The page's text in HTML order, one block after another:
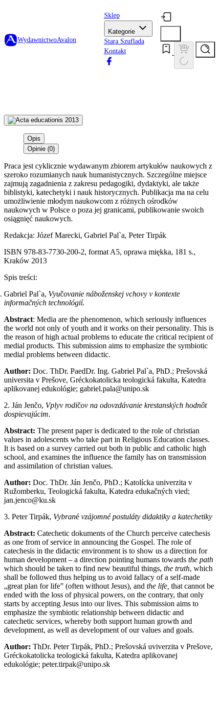
WydawnictwoAvalon
Sklep
Kategorie
Stara Szuflada
Kontakt
Opis
Opinie (0)
Praca jest cyklicznie wydawanym zbiorem artykułów naukowych z
szeroko rozumianych nauk humanistycznych. Szczególne miejsce
zajmują zagadnienia z zakresu pedagogiki, dydaktyki, ale także
biblistyki, katechetyki i nauk historycznych. Publikacja ma na celu
umożliwienie młodym naukowcom z różnych ośrodków
naukowych w Polsce o poza jej granicami, publikowanie swoich
osiągnięć naukowych.
Redakcja: Józef Marecki, Gabriel Pal`a, Peter Tirpák
ISBN 978-83-7730-200-2, format A5, oprawa miękka, 181 s.,
Kraków 2013
Spis treści:
Gabriel Pal`a, Vyučovanie náboženskej vchovy v kontexte
informačných technológií.
Abstract: Media are the phenomenon, which seriously influences
the world not only of youth and it works on their personality. This is
the reason of high actual problems to educate the critical recipient of
medial products. This submission aims to emphasize the symbiotic
medial problems between didactic.
Author: Doc. ThDr. PaedDr. Ing. Gabriel Pal`a, PhD.; Prešovská
universita v Prešove, Gréckokatolicka teologická fakulta, Katedra
aplikovanej edukológie; gabriel.pala@unipo.sk
2. Ján Jenčo, Vplyv rodičov na odovzdávanie krestanských hodnôt
dospievajúcim.
Abstract: The present paper is dedicated to the role of christian
values in adolescents who take part in Religious Education classes.
It is based on a survey carried out both in public and catholic high
school, and examines the influence the family has on transmission
and assimilation of christian values.
Author: Doc. ThDr. Ján Jenčo, PhD.; Katolícka univerzita v
Ružomberku, Teologická fakulta, Katedra edukačných vied;
jan.jenco@ku.sk
3. Peter Tirpák, Vybrané vzájomné postuláty didaktiky a katechetiky
Abstract: Catechetic dokuments of the Church perceive catechesis
as one from of service in announcing the Gospel. The role of
catechesis in the didactic environment is to show us a direction for
human development – a direction pointing humans towards the path
which should be taken to find new beautiful things, the truth, which
shall be followed thus helping us to avoid fallacy of a self-made
„great plan for life” (often without Jesus), and the life, that cannot be
ended with the loss of physical powers, on the contrary, that only
starts by accepting Jesus into our lives. This submission aims to
emphasize the symbiotic relationship between didactic and
catechetic services, whereby both support human growth and
development, as well as development of our values and goals.
Author: ThDr. Peter Tirpák, PhD.; Prešovská uviverzita v Prešove,
Gréckokatolicka teologická fakulta, Katedra aplikovanej
edukológie; peter.tirpak@unipo.sk